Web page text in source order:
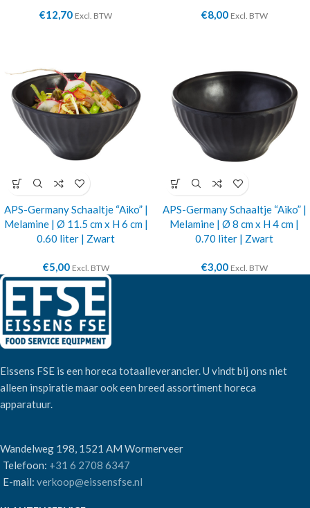
€12,70 Excl. BTW €8,00 Excl. BTW
APS-Germany Schaaltje “Aiko” |
Melamine | Ø 11.5 cm x H 6 cm |
0.60 liter | Zwart
€5,00 Excl. BTW
APS-Germany Schaaltje “Aiko” |
Melamine | Ø 8 cm x H 4 cm |
0.70 liter | Zwart
€3,00 Excl. BTW
Eissens FSE is een horeca totaalleverancier. U vindt bij ons niet
alleen inspiratie maar ook een breed assortiment horeca
apparatuur.
Wandelweg 198, 1521 AM Wormerveer
Telefoon: +31 6 2708 6347
E-mail: verkoop@eissensfse.nl